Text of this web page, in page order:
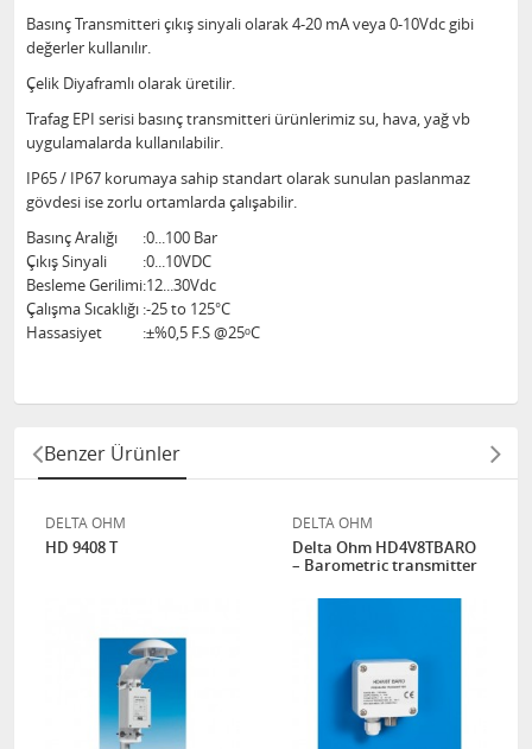
Basınç Transmitteri çıkış sinyali olarak 4-20 mA veya 0-10Vdc gibi
değerler kullanılır.
Çelik Diyaframlı olarak üretilir.
Trafag EPI serisi basınç transmitteri ürünlerimiz su, hava, yağ vb
uygulamalarda kullanılabilir.
IP65 / IP67 korumaya sahip standart olarak sunulan paslanmaz
gövdesi ise zorlu ortamlarda çalışabilir.
Basınç Aralığı
:0...100 Bar
Çıkış Sinyali
:0...10VDC
Besleme Gerilimi:12...30Vdc
Çalışma Sıcaklığı :-25 to 125°C
Hassasiyet
:±%0,5 F.S @25ᵒC
Benzer Ürünler
DELTA OHM
HD 9408 T
DELTA OHM
Delta Ohm HD4V8TBARO
– Barometric transmitter